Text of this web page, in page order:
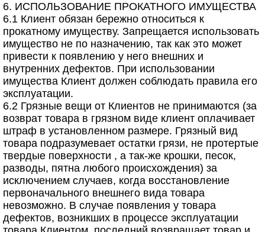
6. ИСПОЛЬЗОВАНИЕ ПРОКАТНОГО ИМУЩЕСТВА
6.1 Клиент обязан бережно относиться к
прокатному имуществу. Запрещается использовать
имущество не по назначению, так как это может
привести к появлению у него внешних и
внутренних дефектов. При использовании
имущества Клиент должен соблюдать правила его
эксплуатации.
6.2 Грязные вещи от Клиентов не принимаются (за
возврат товара в грязном виде клиент оплачивает
штраф в установленном размере. Грязный вид
товара подразумевает остатки грязи, не протертые
твердые поверхности , а так-же крошки, песок,
разводы, пятна любого происхождения) за
исключением случаев, когда восстановление
первоначального внешнего вида товара
невозможно. В случае появления у товара
дефектов, возникших в процессе эксплуатации